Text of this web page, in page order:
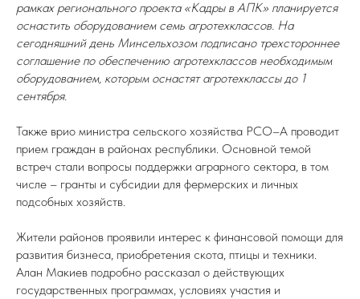
рамках регионального проекта «Кадры в АПК» планируется
оснастить оборудованием семь агротехклассов. На
сегодняшний день Минсельхозом подписано трехстороннее
соглашение по обеспечению агротехклассов необходимым
оборудованием, которым оснастят агротехклассы до 1
сентября.
Также врио министра сельского хозяйства РСО–А проводит
прием граждан в районах республики. Основной темой
встреч стали вопросы поддержки аграрного сектора, в том
числе – гранты и субсидии для фермерских и личных
подсобных хозяйств.
Жители районов проявили интерес к финансовой помощи для
развития бизнеса, приобретения скота, птицы и техники.
Алан Макиев подробно рассказал о действующих
государственных программах, условиях участия и